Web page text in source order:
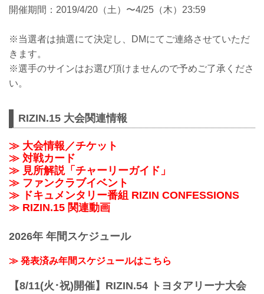
開催期間：2019/4/20（土）〜4/25（木）23:59
※当選者は抽選にて決定し、DMにてご連絡させていただ
きます。
※選手のサインはお選び頂けませんので予めご了承くださ
い。
RIZIN.15 大会関連情報
≫ 大会情報／チケット
≫ 対戦カード
≫ 見所解説「チャーリーガイド」
≫ ファンクラブイベント
≫ ドキュメンタリー番組 RIZIN CONFESSIONS
≫ RIZIN.15 関連動画
2026年 年間スケジュール
≫ 発表済み年間スケジュールはこちら
【8/11(火･祝)開催】RIZIN.54 トヨタアリーナ大会